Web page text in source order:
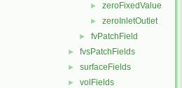
► zeroFixedValue
► zeroInletOutlet
► fvPatchField
► fvsPatchFields
► surfaceFields
► volFields